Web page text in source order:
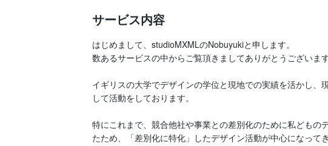
サービス内容
はじめまして、studioMXMLのNobuyukiと申します。
数あるサービスの中からご覧頂きましてありがとうございます
イギリスの大学でデザインの学位と現地での実績を活かし、
して活動をしております。
特にこれまで、競合他社や事業との差別化のために私どもの
たため、「差別化に特化」したデザイン活動が中心になってき